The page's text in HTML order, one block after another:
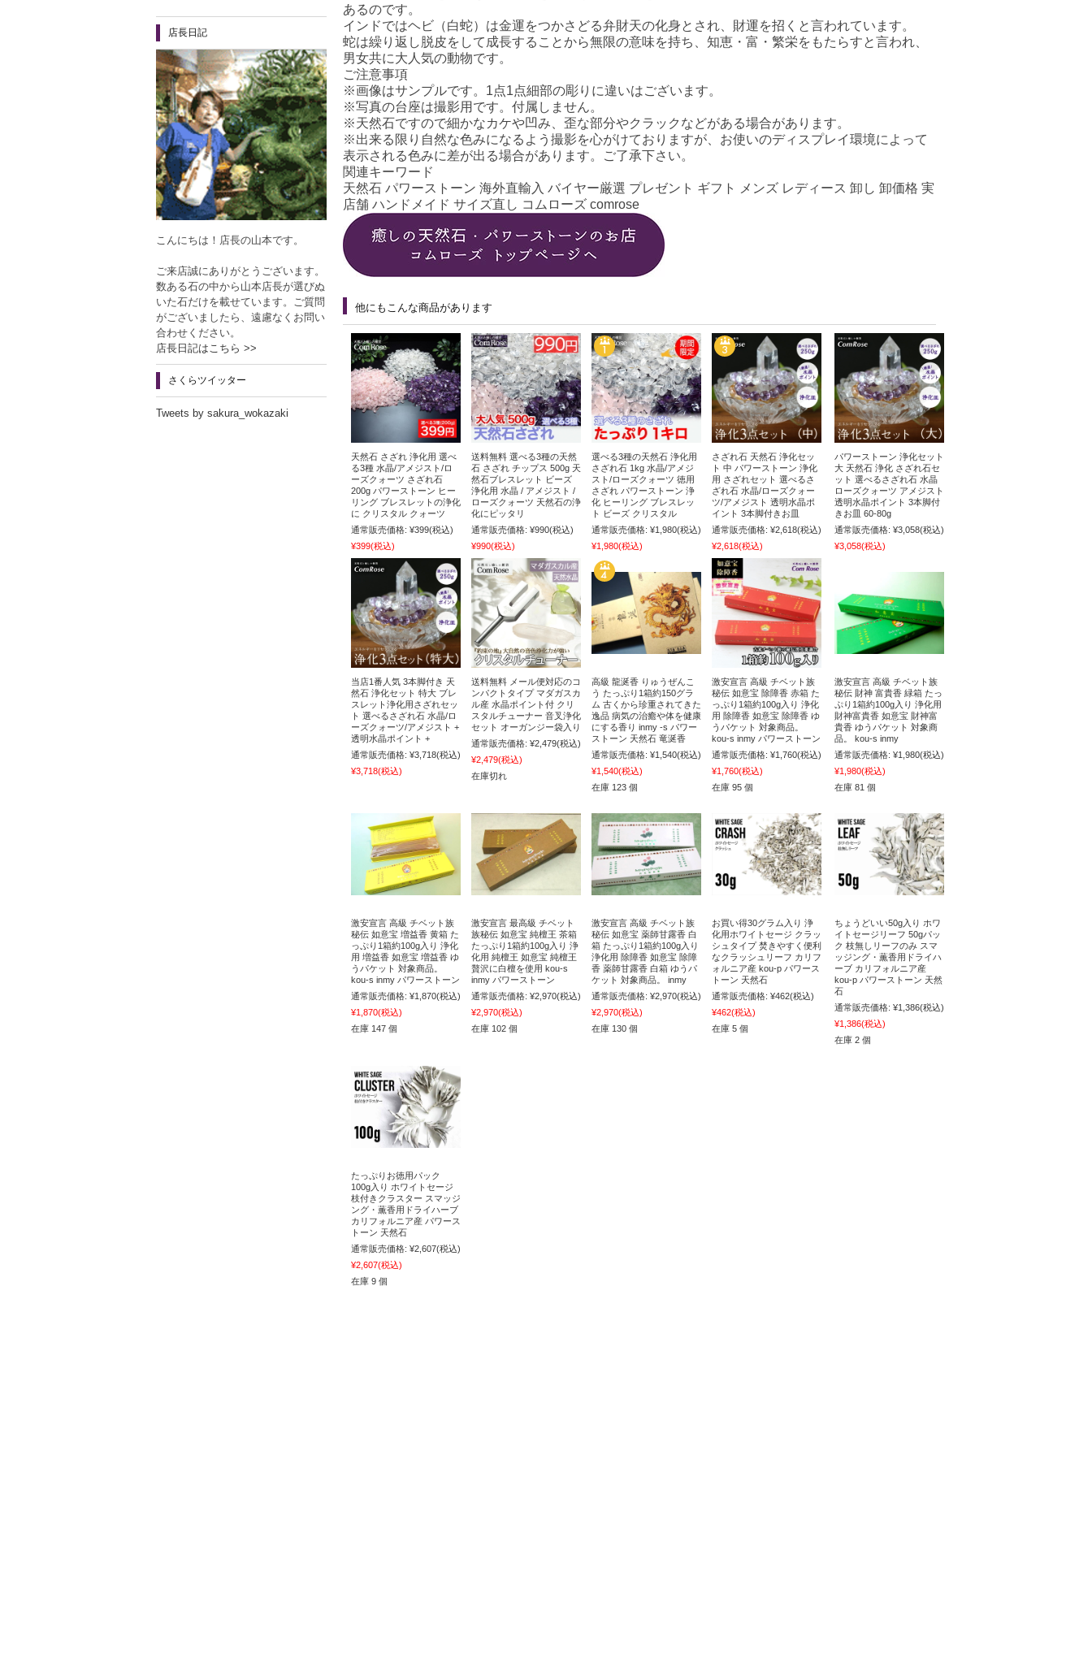
あるのです。
インドではヘビ（白蛇）は金運をつかさどる弁財天の化身とされ、財運を招くと言われています。
蛇は繰り返し脱皮をして成長することから無限の意味を持ち、知恵・富・繁栄をもたらすと言われ、
男女共に大人気の動物です。
ご注意事項
※画像はサンプルです。1点1点細部の彫りに違いはございます。
※写真の台座は撮影用です。付属しません。
※天然石ですので細かなカケや凹み、歪な部分やクラックなどがある場合があります。
※出来る限り自然な色みになるよう撮影を心がけておりますが、お使いのディスプレイ環境によって
表示される色みに差が出る場合があります。ご了承下さい。
関連キーワード
天然石 パワーストーン 海外直輸入 バイヤー厳選 プレゼント ギフト メンズ レディース 卸し 卸価格 実
店舗 ハンドメイド サイズ直し コムローズ comrose
他にもこんな商品があります
天然石 さざれ 浄化用 選べ
る3種 水晶/アメジスト/ロ
ーズクォーツ さざれ石
200g パワーストーン ヒー
リング ブレスレットの浄化
に クリスタル クォーツ
通常販売価格: ¥399(税込)
¥399(税込)
送料無料 選べる3種の天然
石 さざれ チップス 500g 天
然石ブレスレット ビーズ
浄化用 水晶 / アメジスト /
ローズクォーツ 天然石の浄
化にピッタリ
通常販売価格: ¥990(税込)
¥990(税込)
選べる3種の天然石 浄化用
さざれ石 1kg 水晶/アメジ
スト/ローズクォーツ 徳用
さざれ パワーストーン 浄
化 ヒーリング ブレスレッ
ト ビーズ クリスタル
通常販売価格: ¥1,980(税込)
¥1,980(税込)
さざれ石 天然石 浄化セッ
ト 中 パワーストーン 浄化
用 さざれセット 選べるさ
ざれ石 水晶/ローズクォー
ツ/アメジスト 透明水晶ポ
イント 3本脚付きお皿
通常販売価格: ¥2,618(税込)
¥2,618(税込)
パワーストーン 浄化セット
大 天然石 浄化 さざれ石セ
ット 選べるさざれ石 水晶
ローズクォーツ アメジスト
透明水晶ポイント 3本脚付
きお皿 60-80g
通常販売価格: ¥3,058(税込)
¥3,058(税込)
当店1番人気 3本脚付き 天
然石 浄化セット 特大 ブレ
スレット浄化用さざれセッ
ト 選べるさざれ石 水晶/ロ
ーズクォーツ/アメジスト +
透明水晶ポイント +
通常販売価格: ¥3,718(税込)
¥3,718(税込)
送料無料 メール便対応のコ
ンパクトタイプ マダガスカ
ル産 水晶ポイント付 クリ
スタルチューナー 音叉浄化
セット オーガンジー袋入り
通常販売価格: ¥2,479(税込)
¥2,479(税込)
在庫切れ
高級 龍涎香 りゅうぜんこ
う たっぷり1箱約150グラ
ム 古くから珍重されてきた
逸品 病気の治癒や体を健康
にする香り inmy -s パワー
ストーン 天然石 竜涎香
通常販売価格: ¥1,540(税込)
¥1,540(税込)
在庫 123 個
激安宣言 高級 チベット族
秘伝 如意宝 除障香 赤箱 た
っぷり1箱約100g入り 浄化
用 除障香 如意宝 除障香 ゆ
うパケット 対象商品。
kou-s inmy パワーストーン
通常販売価格: ¥1,760(税込)
¥1,760(税込)
在庫 95 個
激安宣言 高級 チベット族
秘伝 財神 富貴香 緑箱 たっ
ぷり1箱約100g入り 浄化用
財神富貴香 如意宝 財神富
貴香 ゆうパケット 対象商
品。 kou-s inmy
通常販売価格: ¥1,980(税込)
¥1,980(税込)
在庫 81 個
激安宣言 高級 チベット族
秘伝 如意宝 増益香 黄箱 た
っぷり1箱約100g入り 浄化
用 増益香 如意宝 増益香 ゆ
うパケット 対象商品。
kou-s inmy パワーストーン
通常販売価格: ¥1,870(税込)
¥1,870(税込)
在庫 147 個
激安宣言 最高級 チベット
族秘伝 如意宝 純檀王 茶箱
たっぷり1箱約100g入り 浄
化用 純檀王 如意宝 純檀王
贅沢に白檀を使用 kou-s
inmy パワーストーン
通常販売価格: ¥2,970(税込)
¥2,970(税込)
在庫 102 個
激安宣言 高級 チベット族
秘伝 如意宝 薬師甘露香 白
箱 たっぷり1箱約100g入り
浄化用 除障香 如意宝 除障
香 薬師甘露香 白箱 ゆうパ
ケット 対象商品。 inmy
通常販売価格: ¥2,970(税込)
¥2,970(税込)
在庫 130 個
お買い得30グラム入り 浄
化用ホワイトセージ クラッ
シュタイプ 焚きやすく便利
なクラッシュリーフ カリフ
ォルニア産 kou-p パワース
トーン 天然石
通常販売価格: ¥462(税込)
¥462(税込)
在庫 5 個
ちょうどいい50g入り ホワ
イトセージリーフ 50gパッ
ク 枝無しリーフのみ スマ
ッジング・薫香用ドライハ
ーブ カリフォルニア産
kou-p パワーストーン 天然
石
通常販売価格: ¥1,386(税込)
¥1,386(税込)
在庫 2 個
たっぷりお徳用パック
100g入り ホワイトセージ
枝付きクラスター スマッジ
ング・薫香用ドライハーブ
カリフォルニア産 パワース
トーン 天然石
通常販売価格: ¥2,607(税込)
¥2,607(税込)
在庫 9 個
店長日記
こんにちは！店長の山本です。
ご来店誠にありがとうございます。
数ある石の中から山本店長が選びぬ
いた石だけを載せています。ご質問
がございましたら、遠慮なくお問い
合わせください。
店長日記はこちら >>
さくらツイッター
Tweets by sakura_wokazaki